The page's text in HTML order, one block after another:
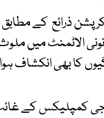
ذرائع کے
الاٹمنٹ میں
کا بھی انکشاف
کمپلیکس کے